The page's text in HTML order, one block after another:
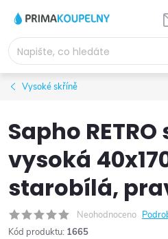
obsah
Vysoké skříně
Sapho
vysoká
starobílá,
Neohodnoceno
Kód produktu: 1665